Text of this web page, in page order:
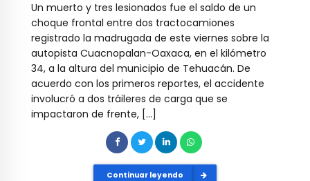
Un muerto y tres lesionados fue el saldo de un
choque frontal entre dos tractocamiones
registrado la madrugada de este viernes sobre la
autopista Cuacnopalan-Oaxaca, en el kilómetro
34, a la altura del municipio de Tehuacán. De
acuerdo con los primeros reportes, el accidente
involucró a dos tráileres de carga que se
impactaron de frente, […]
Continuar leyendo